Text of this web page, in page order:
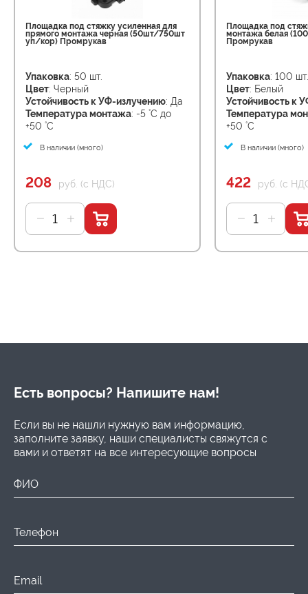
Площадка под стяжку усиленная для
прямого монтажа черная (50шт/750шт
уп/кор) Промрукав
Упаковка: 50 шт.
Цвет: Черный
Устойчивость к УФ-излучению: Да
Температура монтажа: -5 ˚С до
+50 ˚С
В наличии (много)
208 руб. (с НДС)
Площадка под
монтажа белая
Промрукав
Упаковка: 100 шт.
Цвет: Белый
Устойчивость к
Температура
+50 ˚С
В наличии (много)
422 руб. (с
Есть вопросы? Напишите нам!
Если вы не нашли нужную вам информацию,
заполните заявку, наши специалисты свяжутся с
вами и ответят на все интересующие вопросы
ФИО
Телефон
Email